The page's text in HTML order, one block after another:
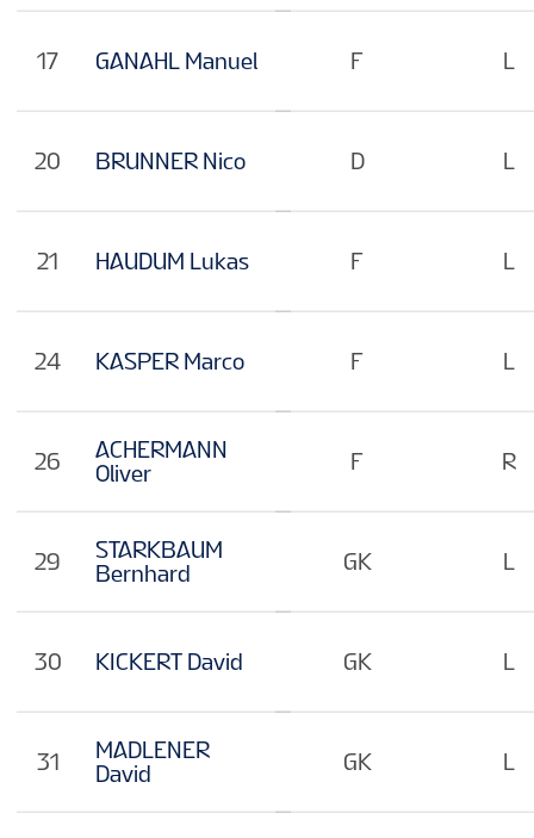
17 GANAHL Manuel
20 BRUNNER Nico
21 HAUDUM Lukas
24 KASPER Marco
26
ACHERMANN
Oliver
29
STARKBAUM
Bernhard
30 KICKERT David
31
MADLENER
David
F L
D L
F L
F L
F R
GK L
GK L
GK L